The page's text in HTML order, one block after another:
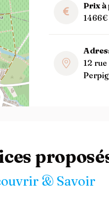
Prix
1466€
12
& Savoir